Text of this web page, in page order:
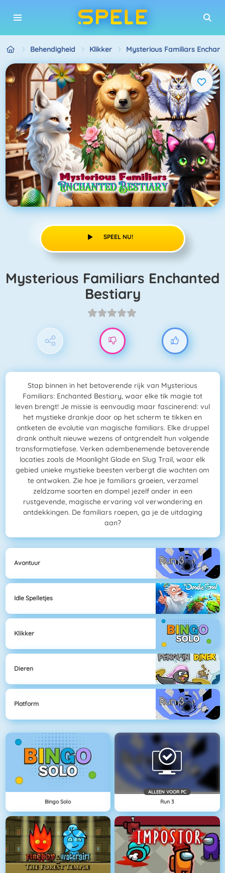
Behendigheid Klikker Mysterious Familiars
SPEEL NU!
Mysterious Familiars Enchanted
Bestiary
Stap binnen in het betoverende rijk van Mysterious
Familiars: Enchanted Bestiary, waar elke tik magie tot
leven brengt! Je missie is eenvoudig maar fascinerend: vul
het mystieke drankje door op het scherm te tikken en
ontketen de evolutie van magische familiars. Elke druppel
drank onthult nieuwe wezens of ontgrendelt hun volgende
transformatiefase. Verken adembenemende betoverende
locaties zoals de Moonlight Glade en Slug Trail, waar elk
gebied unieke mystieke beesten verbergt die wachten om
te ontwaken. Zie hoe je familiars groeien, verzamel
zeldzame soorten en dompel jezelf onder in een
rustgevende, magische ervaring vol verwondering en
ontdekkingen. De familiars roepen, ga je de uitdaging
aan?
Avontuur
Idle Spelletjes
Klikker
Dieren
Platform
Bingo Solo
ALLEEN VOOR PC
Run 3